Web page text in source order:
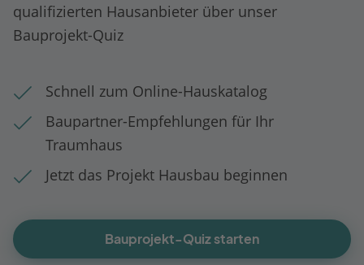
qualifizierten Hausanbieter über unser
Bauprojekt-Quiz
Schnell zum Online-Hauskatalog
Baupartner-Empfehlungen für Ihr
Traumhaus
Jetzt das Projekt Hausbau beginnen
Bauprojekt-Quiz starten